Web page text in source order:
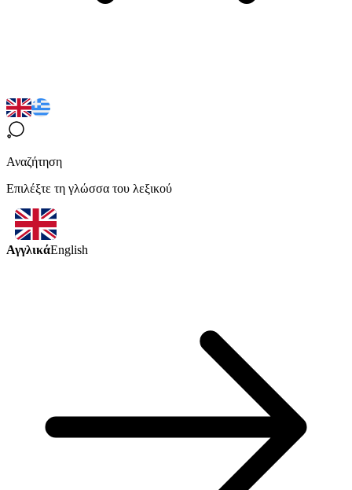
Αναζήτηση
Επιλέξτε τη γλώσσα του λεξικού
ΑγγλικάEnglish